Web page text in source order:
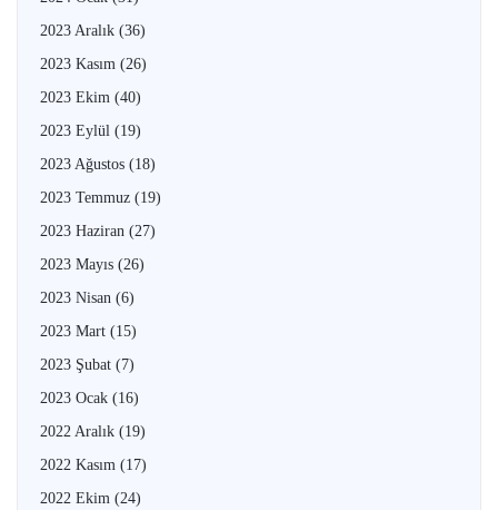
2023 Aralık (36)
2023 Kasım (26)
2023 Ekim (40)
2023 Eylül (19)
2023 Ağustos (18)
2023 Temmuz (19)
2023 Haziran (27)
2023 Mayıs (26)
2023 Nisan (6)
2023 Mart (15)
2023 Şubat (7)
2023 Ocak (16)
2022 Aralık (19)
2022 Kasım (17)
2022 Ekim (24)